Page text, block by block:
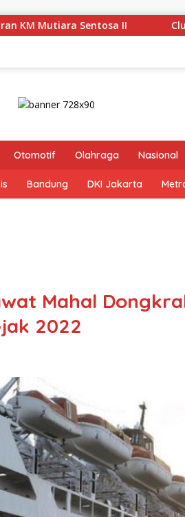
Club House Customer Support
Otomotif Olahraga Nasional
Bandung DKI Jakarta
Mahal
2022